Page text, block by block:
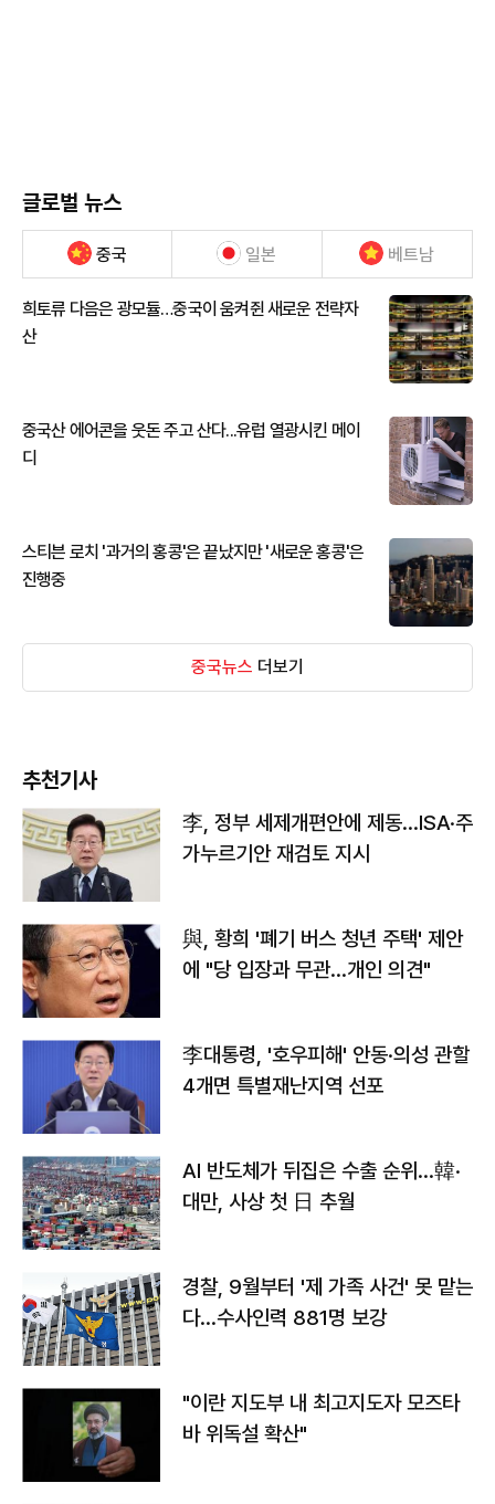
글로벌 뉴스
중국 일본 베트남
희토류 다음은 광모듈…중국이 움켜쥔 새로운 전략자
산
중국산 에어콘을 웃돈 주고 산다...유럽 열광시킨 메이
디
스티븐 로치 '과거의 홍콩'은 끝났지만 '새로운 홍콩'은
진행중
중국뉴스 더보기
추천기사
李, 정부 세제개편안에 제동…ISA·주
가누르기안 재검토 지시
與, 황희 '폐기 버스 청년 주택' 제안
에 "당 입장과 무관…개인 의견"
李대통령, '호우피해' 안동·의성 관할
4개면 특별재난지역 선포
AI 반도체가 뒤집은 수출 순위…韓·
대만, 사상 첫 日 추월
경찰, 9월부터 '제 가족 사건' 못 맡는
다…수사인력 881명 보강
"이란 지도부 내 최고지도자 모즈타
바 위독설 확산"